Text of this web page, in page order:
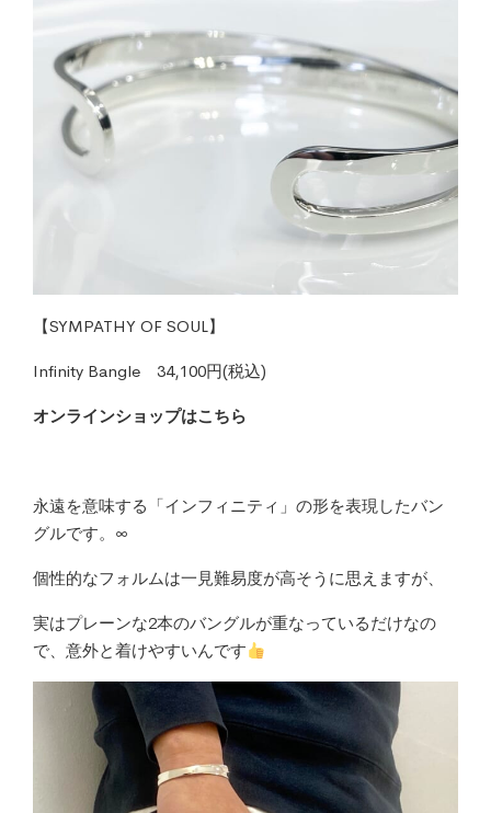
【SYMPATHY OF SOUL】
Infinity Bangle 34,100円(税込)
オンラインショップはこちら
永遠を意味する「インフィニティ」の形を表現したバン
グルです。∞
個性的なフォルムは一見難易度が高そうに思えますが、
実はプレーンな2本のバングルが重なっているだけなの
で、意外と着けやすいんです